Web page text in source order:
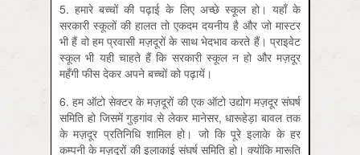
5. हमारे बच्चों की पढ़ाई के लिए अच्छे स्कूल हो। यहाँ के
सरकारी स्कूलों की हालत तो एकदम दयनीय है और जो मास्टर
भी हैं वो हम प्रवासी मज़दूरों के साथ भेदभाव करते हैं। प्राइवेट
स्कूल भी यही चाहते हैं कि सरकारी स्कूल न हो और मज़दूर
महँगी फीस देकर अपने बच्चों को पढ़ायें।
6. हम ऑटो सेक्टर के मज़दूरों की एक ऑटो उद्योग मज़दूर संघर्ष
समिति हो जिसमें गुड़गांव से लेकर मानेसर, धारूहेड़ा बावल तक
के मज़दूर प्रतिनिधि शामिल हो। जो कि पूरे इलाके के हर
कम्पनी के मज़दूरों की इलाकाई संघर्ष समिति हो। क्योंकि मारूति